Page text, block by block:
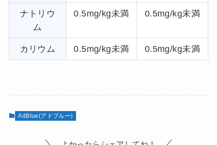
ナトリウ
ム
0.5mg/kg未満 0.5mg/kg未満
カリウム 0.5mg/kg未満 0.5mg/kg未満
AdBlue(アドブルー)